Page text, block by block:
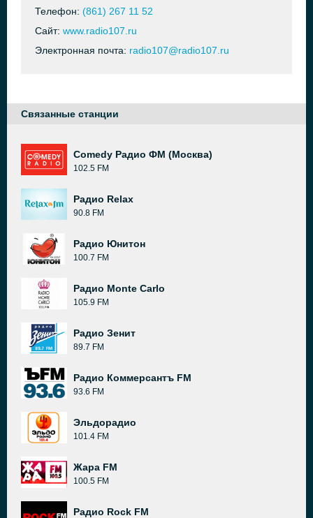
Телефон: (861) 267 11 52
Сайт: www.radio107.ru
Электронная почта: radio107@radio107.ru
Связанные станции
Comedy Радио ФМ (Москва)
102.5 FM
Радио Relax
90.8 FM
Радио Юнитон
100.7 FM
Радио Monte Carlo
105.9 FM
Радио Зенит
89.7 FM
Радио Коммерсантъ FM
93.6 FM
Эльдорадио
101.4 FM
Жара FM
100.5 FM
Радио Rock FM